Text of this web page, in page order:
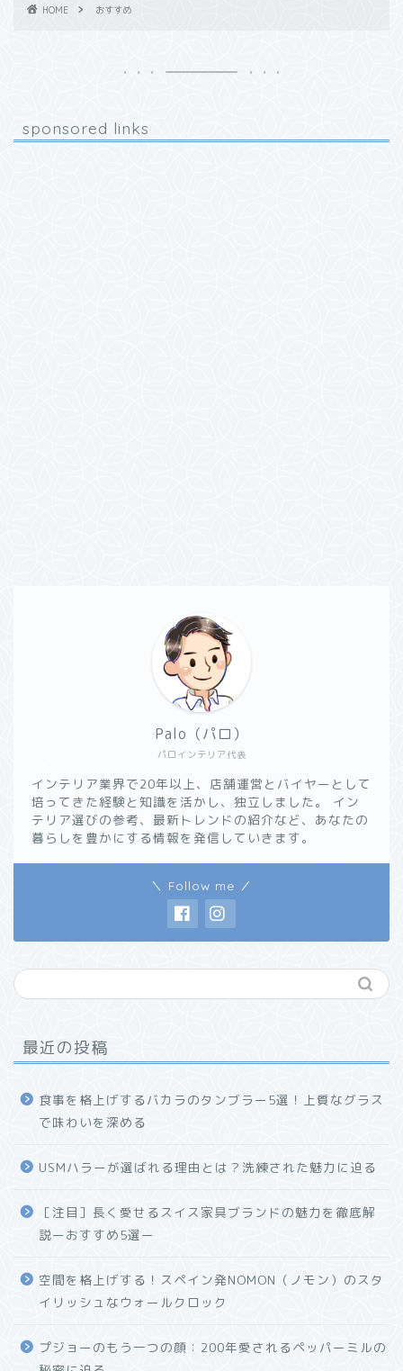
HOME おすすめ
sponsored links
パロインテリア代表
Palo（パロ）
インテリア業界で20年以上、店舗運営とバイヤーとして
培ってきた経験と知識を活かし、独立しました。 イン
テリア選びの参考、最新トレンドの紹介など、あなたの
暮らしを豊かにする情報を発信していきます。
＼ Follow me ／
最近の投稿
食事を格上げするバカラのタンブラー5選！上質なグラス
で味わいを深める
USMハラーが選ばれる理由とは？洗練された魅力に迫る
［注目］長く愛せるスイス家具ブランドの魅力を徹底解
説ーおすすめ5選ー
空間を格上げする！スペイン発NOMON（ノモン）のスタ
イリッシュなウォールクロック
プジョーのもう一つの顔：200年愛されるペッパーミルの